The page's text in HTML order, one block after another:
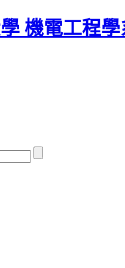
機電工程學